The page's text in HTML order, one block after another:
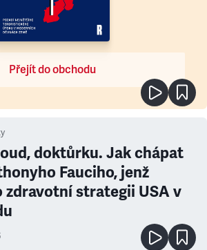
Přejít do obchodu
doktůrku. Jak chápat
Fauciho, jenž
zdravotní strategii USA v